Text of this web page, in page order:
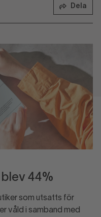
Dela
44%
som utsatts för
våld i samband med